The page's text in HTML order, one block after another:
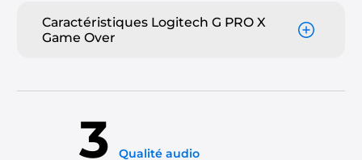
Caractéristiques Logitech G PRO X
Game Over
3 Qualité audio